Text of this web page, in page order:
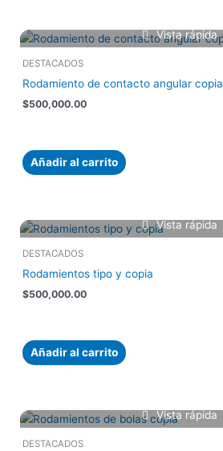
Vista rápida
DESTACADOS
Rodamiento de contacto angular copia
$500,000.00
Añadir al carrito
Vista rápida
DESTACADOS
Rodamientos tipo y copia
$500,000.00
Añadir al carrito
Vista rápida
DESTACADOS